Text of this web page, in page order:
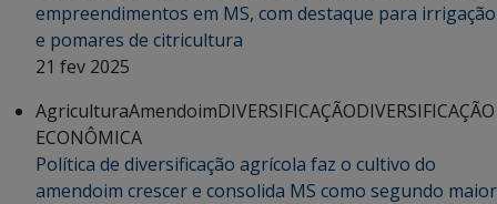
empreendimentos em MS, com destaque para irrigação
e pomares de citricultura
21 fev 2025
AgriculturaAmendoimDIVERSIFICAÇÃODIVERSIFICAÇÃO
ECONÔMICA
Política de diversificação agrícola faz o cultivo do
amendoim crescer e consolida MS como segundo maior